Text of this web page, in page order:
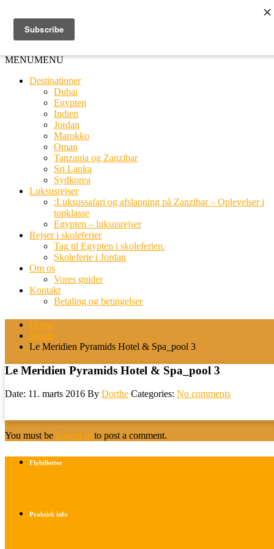
MENUMENU
Destinationer
Dubai
Egypten
Indien
Jordan
Marokko
Oman
Tanzania og Zanzibar
Sri Lanka
Sydkorea
Luksusrejser
:Luksussafari og afslapning på Zanzibar – Oplevelser i
topklasse
Egypten – luksusrejser
Rejser i skoleferier
Tag til Egypten i skoleferien.
Skoleferie i Jordan
Om os
Vores guider
Kontakt
Betaling og betingelser
Home
Medie
Le Meridien Pyramids Hotel & Spa_pool 3
Le Meridien Pyramids Hotel & Spa_pool 3
Date: 11. marts 2016 By Dorthe Categories: No comments
You must be logged in to post a comment.
Flybilletter
Praktisk info